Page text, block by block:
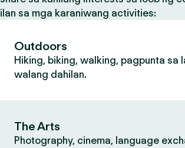
ilan sa mga karaniwang activities:
Outdoors
Hiking, biking, walking, pagpunta sa
walang dahilan.
The Arts
Photography, cinema, language